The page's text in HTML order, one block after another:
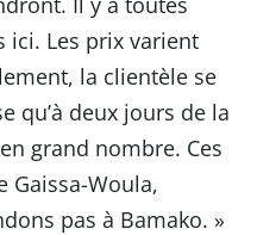
ici. Les prix varient
la clientèle se
qu’à deux jours de la
grand nombre. Ces
Gaissa-Woula,
pas à Bamako. »